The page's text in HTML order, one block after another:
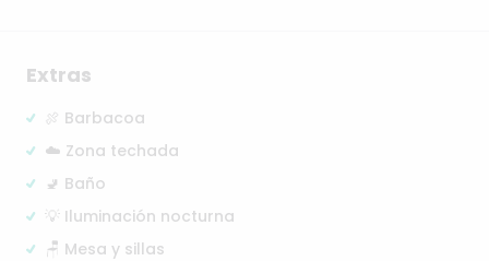
Extras
🍖 Barbacoa
☁️ Zona techada
🚽 Baño
💡 Iluminación nocturna
🪑 Mesa y sillas